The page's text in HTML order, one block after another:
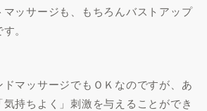
ッサージも、もちろんバストアップ
。
マッサージでもＯＫなのですが、あ
持ちよく」刺激を与えることができ